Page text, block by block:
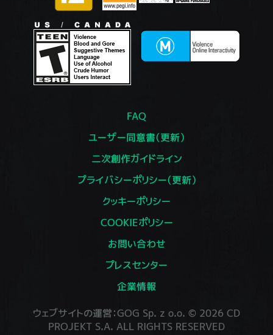
FAQ
ユーザー同意書（更新）
二次創作ガイドライン
プライバシーポリシー（更新）
クッキーポリシー
COOKIEポリシー
お問い合わせ
プレスセンター
企業情報
ウェブサイトの運営：GOG Sp. z o.o. © 2026 CD
PROJEKT S.A. ALL RIGHTS RESERVED